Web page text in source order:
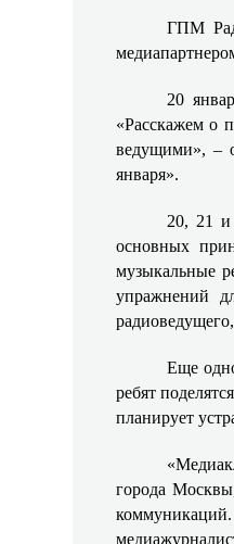
ГПМ
20
«Расскажем о
ведущими», –
января».
20, 21 и
основных
музыкальные
упражнений
Еще
ребят
планирует
города
коммуникаций.